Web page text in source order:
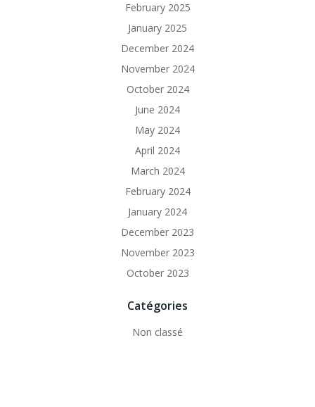
February 2025
January 2025
December 2024
November 2024
October 2024
June 2024
May 2024
April 2024
March 2024
February 2024
January 2024
December 2023
November 2023
October 2023
Catégories
Non classé